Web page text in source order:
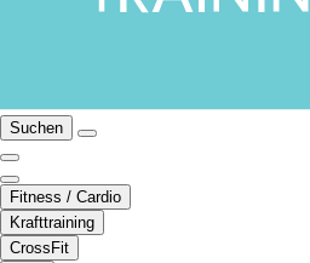
Suchen
Fitness / Cardio
Krafttraining
CrossFit